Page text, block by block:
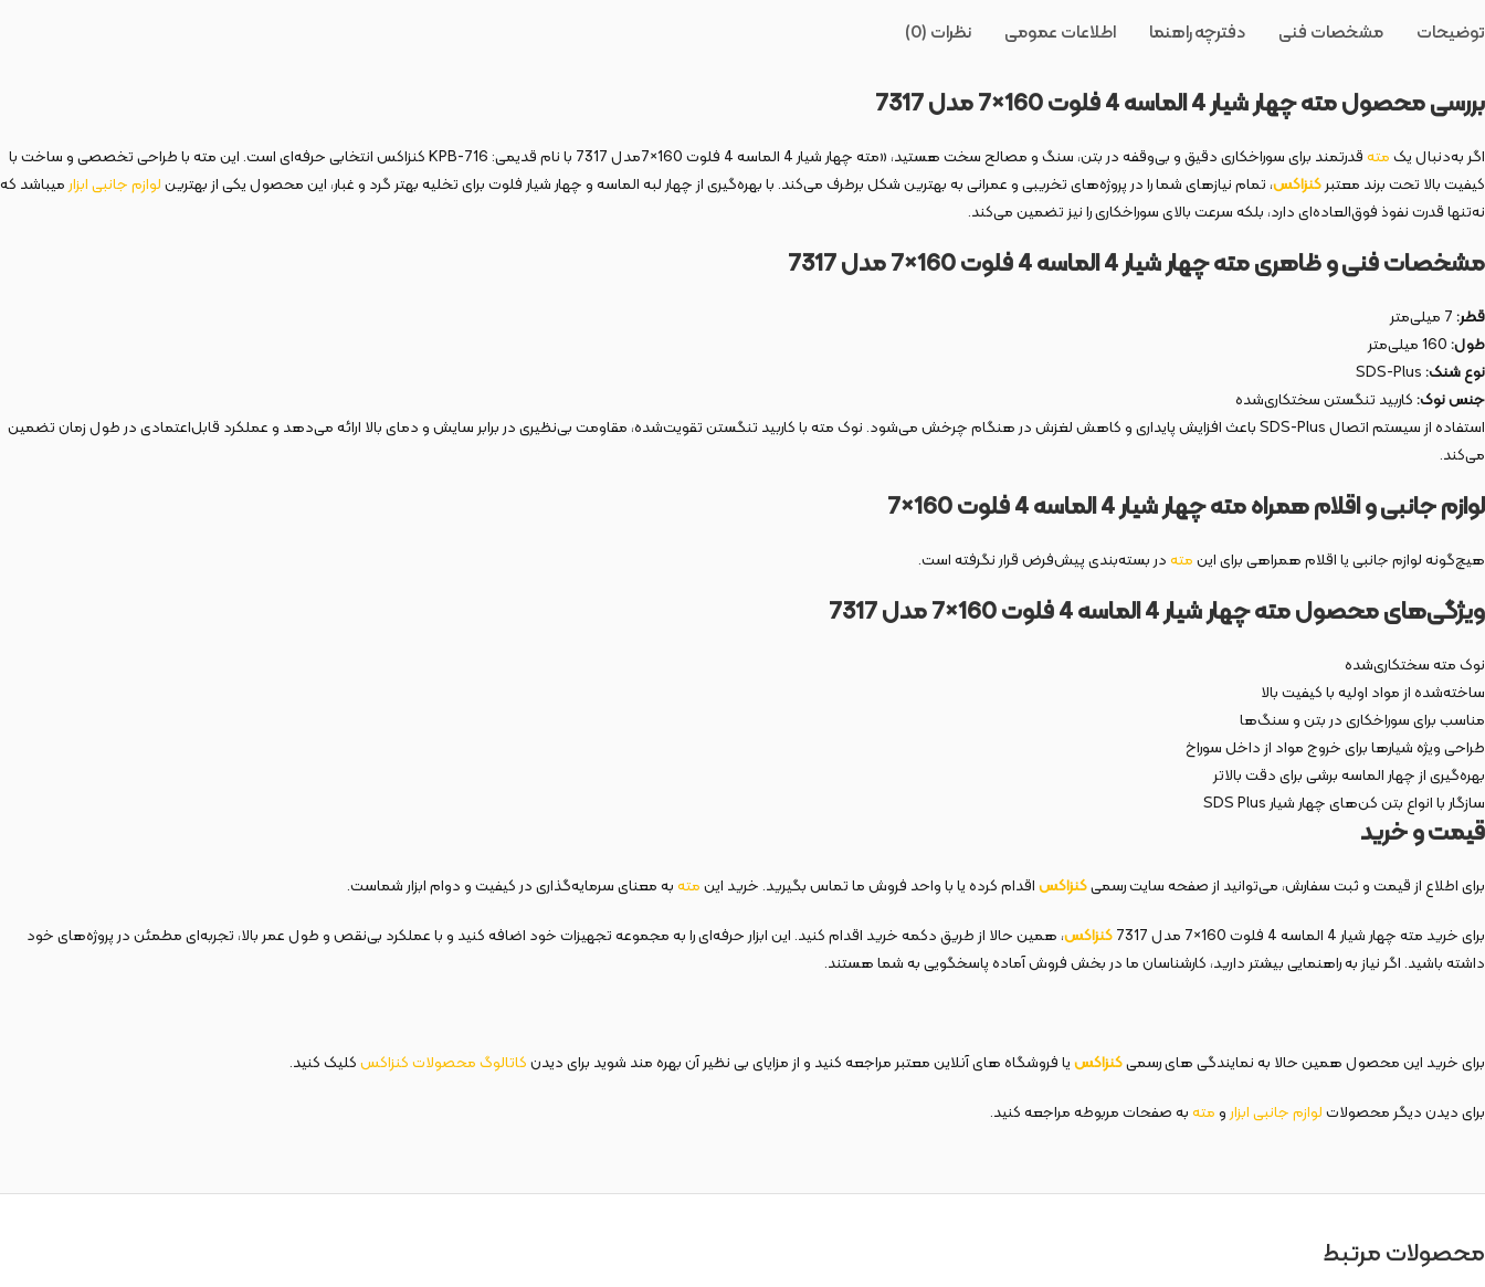
توضیحات نظرات (0) مشخصات فنی اطلاعات عمومی دفترچه راهنما
بررسی محصول مته چهار شیار 4 الماسه 4 فلوت 160
×
7مدل7317
اگر به‌دنبال یکمته
قدرتمند برای سوراخکاری دقیق و بی‌وقفه در بتن، سنگ و مصالح سخت هستید، «مته چهار شیار 4 الماسه 4 فلوت 160×7مدل 7317 با نام قدیمی: KPB-716 کنزاکس انتخابی حرفه‌ای است. این مته با طراحی تخصصی و ساخت با
کیفیت بالا تحت برند معتبرکنزاکس، تمام نیازهای شما را در پروژه‌های تخریبی و عمرانی به بهترین شکل برطرف می‌کند. با بهره‌گیری از چهار لبه الماسه و چهار شیار فلوت برای تخلیه بهتر گرد و غبار، این محصول یکی از بهترینلوازمجانبیابزارمیباشد که
نه‌تنها قدرت نفوذ فوق‌العاده‌ای دارد، بلکه سرعت بالای سوراخکاری را نیز تضمین می‌کند.
مشخصات فنی و ظاهری مته چهار شیار 4 الماسه 4 فلوت 160
×
7مدل7317
قطر:
طول:
نوع شنک:
جنس نوک:کاربید تنگستن سختکاری‌شده
استفاده از سیستم اتصال SDS-Plus باعث افزایش پایداری و کاهش لغزش در هنگام چرخش می‌شود. نوک مته با کاربید تنگستن تقویت‌شده، مقاومت بی‌نظیری در برابر سایش و دمای بالا ارائه می‌دهد و عملکرد قابل‌اعتمادی در طول زمان تضمین
می‌کند.
لوازم جانبی و اقلام همراه مته چهار شیار 4 الماسه 4 فلوت 160
×
7
هیچ‌گونه لوازم جانبی یا اقلام همراهی برای اینمتهدر بسته‌بندی پیش‌فرض قرار نگرفته است.
ویژگی‌های محصول مته چهار شیار 4 الماسه 4 فلوت 160
×
7مدل 7317
نوک مته سختکاری‌شده
ساخته‌شده از مواد اولیه با کیفیت بالا
مناسب برای سوراخکاری در بتن و سنگ‌ها
طراحی ویژه شیارها برای خروج مواد از داخل سوراخ
بهره‌گیری از چهار الماسه برشی برای دقت بالاتر
سازگار با انواع بتن کن‌های چهار شیار SDS Plus
قیمت و خرید
برای اطلاع از قیمت و ثبت سفارش، می‌توانید از صفحه سایت رسمیکنزاکساقدام کرده یا با واحد فروش ما تماس بگیرید. خرید اینمتهبه معنای سرمایه‌گذاری در کیفیت و دوام ابزار شماست.
برای خرید مته چهار شیار 4 الماسه 4 فلوت 160×7 مدل 7317 کنزاکس، همین حالا از طریق دکمه خرید اقدام کنید. این ابزار حرفه‌ای را به مجموعه تجهیزات خود اضافه کنید و با عملکرد بی‌نقص و طول عمر بالا، تجربه‌ای مطمئن در پروژه‌های خود
داشته باشید. اگر نیاز به راهنمایی بیشتر دارید، کارشناسان ما در بخش فروش آماده پاسخگویی به شما هستند.
برای خرید این محصول همین حالا به نمایندگی های رسمیکنزاکسیا فروشگاه های آنلاین معتبر مراجعه کنید و از مزایای بی نظیر آن بهره مند شوید برای دیدنکاتالوگمحصولاتکنزاکسکلیک کنید.
برای دیدن دیگر محصولاتلوازمجانبیابزارومتهبه صفحات مربوطه مراجعه کنید.
محصولات مرتبط